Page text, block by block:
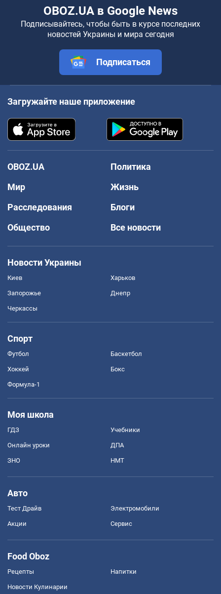
OBOZ.UA в Google News
Подписывайтесь, чтобы быть в курсе последних
новостей Украины и мира сегодня
Подписаться
Загружайте наше приложение
OBOZ.UA
Политика
Мир
Жизнь
Расследования
Блоги
Общество
Все новости
Новости Украины
Киев Харьков
Запорожье Днепр
Черкассы
Спорт
Футбол Баскетбол
Хоккей Бокс
Формула-1
Моя школа
ГДЗ Учебники
Онлайн уроки ДПА
ЗНО НМТ
Авто
Тест Драйв Электромобили
Акции Сервис
Food Oboz
Рецепты Напитки
Новости Кулинарии